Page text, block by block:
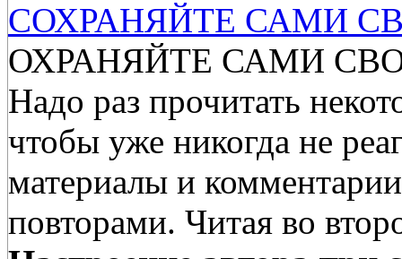
СОХРАНЯЙТЕ САМИ
ОХРАНЯЙТЕ САМИ
Надо раз прочитать
чтобы уже никогда не
материалы и
повторами. Читая во